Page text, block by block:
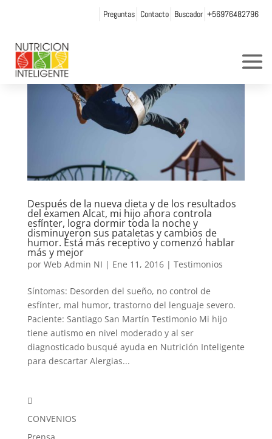
Preguntas Contacto Buscador +56976482796
Después de la nueva dieta y de los resultados
del examen Alcat, mi hijo ahora controla
esfínter, logra dormir toda la noche y
disminuyeron sus pataletas y cambios de
humor. Está más receptivo y comenzó hablar
más y mejor
por Web Admin NI | Ene 11, 2016| Testimonios
Síntomas: Desorden del sueño, no control de
esfínter, mal humor, trastorno del lenguaje severo.
Paciente: Santiago San Martín Testimonio Mi hijo
tiene autismo en nivel moderado y al ser
diagnosticado busqué ayuda en Nutrición Inteligente
para descartar Alergias...

CONVENIOS